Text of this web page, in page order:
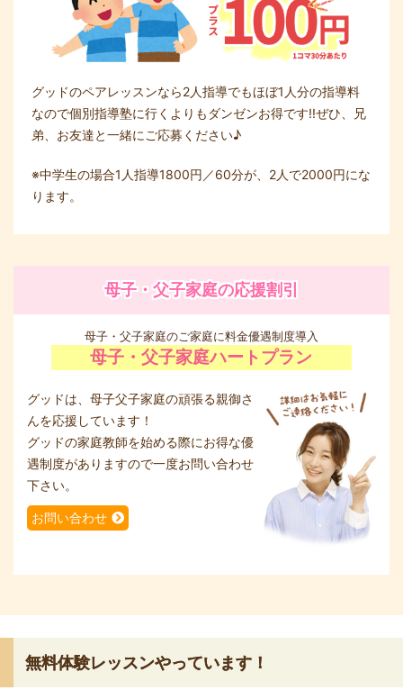
グッドのペアレッスンなら2人指導でもほぼ1人分の指導料
なので個別指導塾に行くよりもダンゼンお得です!!ぜひ、兄
弟、お友達と一緒にご応募ください♪
※中学生の場合1人指導1800円／60分が、2人で2000円にな
ります。
母子・父子家庭の応援割引
母子・父子家庭のご家庭に料金優遇制度導入
母子・父子家庭ハートプラン
グッドは、母子父子家庭の頑張る親御さ
んを応援しています！
グッドの家庭教師を始める際にお得な優
遇制度がありますので一度お問い合わせ
下さい。
お問い合わせ
無料体験レッスンやっています！